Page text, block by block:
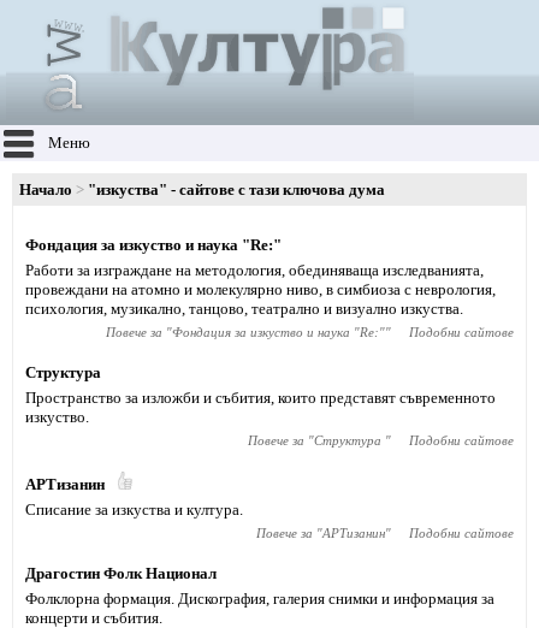
Меню
Начало "изкуства" - сайтове с тази ключова дума
Фондация за изкуство и наука "Re:"
Работи за изграждане на методология, обединяващa изследванията,
провеждани на атомно и молекулярно ниво, в симбиоза с неврология,
психология, музикално, танцово, театрално и визуално изкуства.
Повече за "Фондация за изкуство и наука "Re:"" Подобни сайтове
Структура
Пространство за изложби и събития, които представят съвременното
изкуство.
Повече за "Структура " Подобни сайтове
АРТизанин
Списание за изкуства и култура.
Повече за "АРТизанин" Подобни сайтове
Драгостин Фолк Национал
Фолклорна формация. Дискография, галерия снимки и информация за
концерти и събития.